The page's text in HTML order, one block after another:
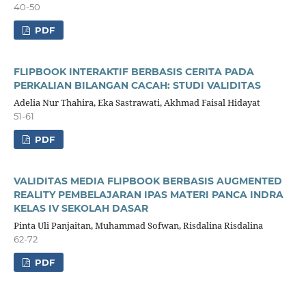
40-50
PDF
FLIPBOOK INTERAKTIF BERBASIS CERITA PADA
PERKALIAN BILANGAN CACAH: STUDI VALIDITAS
Adelia Nur Thahira, Eka Sastrawati, Akhmad Faisal Hidayat
51-61
PDF
VALIDITAS MEDIA FLIPBOOK BERBASIS AUGMENTED
REALITY PEMBELAJARAN IPAS MATERI PANCA INDRA
KELAS IV SEKOLAH DASAR
Pinta Uli Panjaitan, Muhammad Sofwan, Risdalina Risdalina
62-72
PDF